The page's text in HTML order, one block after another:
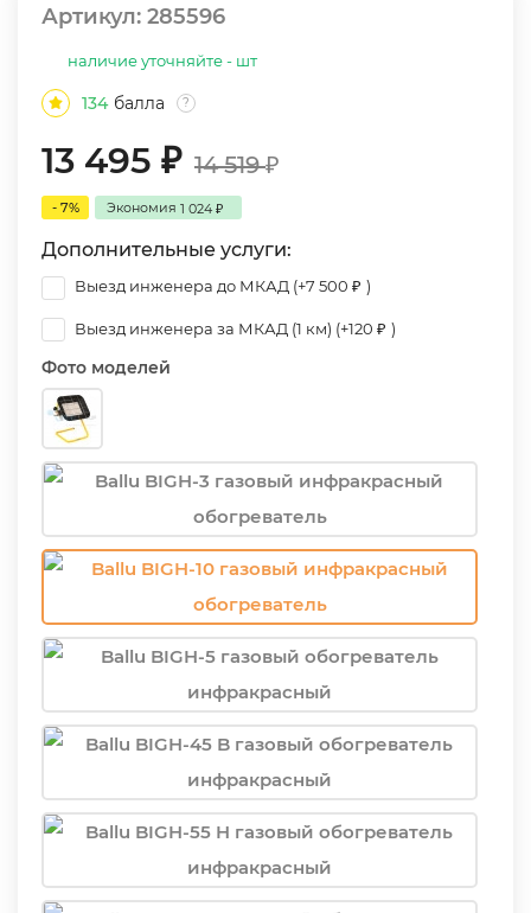
Артикул: 285596
наличие уточняйте - шт
134 балла ?
13 495 ₽ 14 519₽
- 7% Экономия 1 024 ₽
Дополнительные услуги:
Выезд инженера до МКАД (+7 500 ₽ )
Выезд инженера за МКАД (1 км) (+120 ₽ )
Фото моделей